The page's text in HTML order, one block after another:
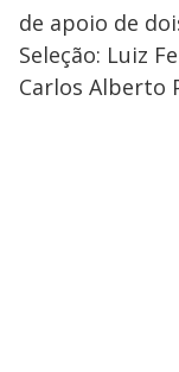
de apoio de
Seleção: Luiz
Carlos Alberto